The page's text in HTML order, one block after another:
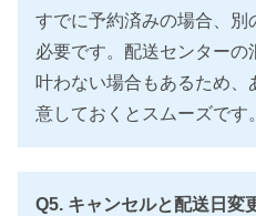
すでに予約済みの場合、
必要です。配送センター
叶わない場合もあるため、
意しておくとスムーズです。
Q5. キャンセルと配送日変